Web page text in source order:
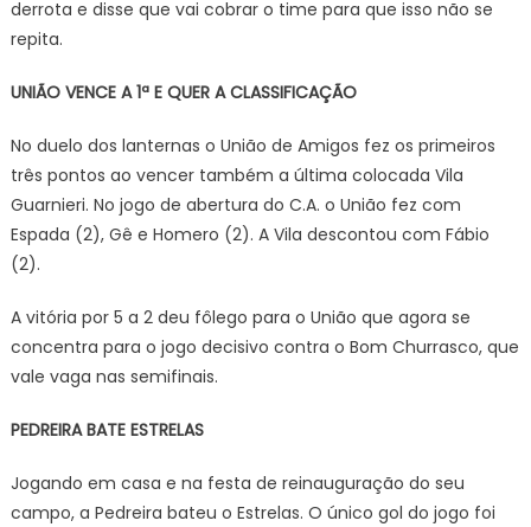
derrota e disse que vai cobrar o time para que isso não se
repita.
UNIÃO VENCE A 1ª E QUER A CLASSIFICAÇÃO
No duelo dos lanternas o União de Amigos fez os primeiros
três pontos ao vencer também a última colocada Vila
Guarnieri. No jogo de abertura do C.A. o União fez com
Espada (2), Gê e Homero (2). A Vila descontou com Fábio
(2).
A vitória por 5 a 2 deu fôlego para o União que agora se
concentra para o jogo decisivo contra o Bom Churrasco, que
vale vaga nas semifinais.
PEDREIRA BATE ESTRELAS
Jogando em casa e na festa de reinauguração do seu
campo, a Pedreira bateu o Estrelas. O único gol do jogo foi